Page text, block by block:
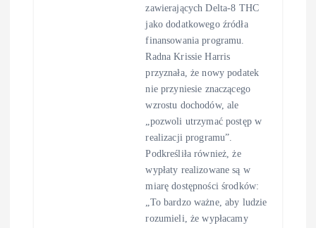
zawierających Delta-8 THC
jako dodatkowego źródła
finansowania programu.
Radna Krissie Harris
przyznała, że nowy podatek
nie przyniesie znaczącego
wzrostu dochodów, ale
„pozwoli utrzymać postęp w
realizacji programu”.
Podkreśliła również, że
wypłaty realizowane są w
miarę dostępności środków:
„To bardzo ważne, aby ludzie
rozumieli, że wypłacamy